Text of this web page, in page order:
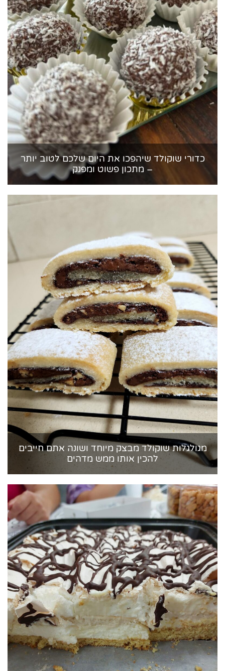
כדורי שוקולד שיהפכו את היום שלכם לטוב יותר
– מתכון פשוט ומפנק
מגולגלות שוקולד מבצק מיוחד ושונה אתם חייבים
להכין אותו ממש מדהים